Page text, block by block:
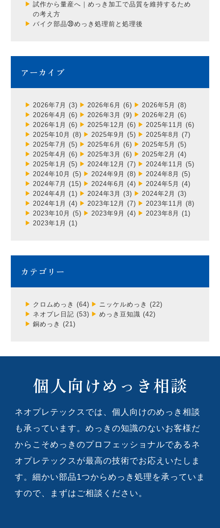
試作から量産へ｜めっき加工で品質を維持するため
の考え方
バイク部品㊴めっき処理前と処理後
アーカイブ
2026年7月 (3) 2026年6月 (6) 2026年5月
(8)
2026年4月
(6) 2026年3月 (9) 2026年2月
(6)
2026年1月
(6) 2025年12月 (6) 2025年11月
(6)
2025年10月
(8) 2025年9月 (5) 2025年8月
(7)
2025年7月
(5) 2025年6月 (6) 2025年5月
(5)
2025年4月
(6) 2025年3月 (6) 2025年2月
(4)
2025年1月
(5) 2024年12月 (7) 2024年11月
(5)
2024年10月
(5) 2024年9月 (8) 2024年8月
(5)
2024年7月
(15) 2024年6月 (4) 2024年5月
(4)
2024年4月
(1) 2024年3月 (3) 2024年2月
(3)
2024年1月
(4) 2023年12月 (7) 2023年11月
(8)
2023年10月
(5) 2023年9月 (4) 2023年8月
(1)
2023年1月
(1)
カテゴリー
クロムめっき (64) ニッケルめっき (22)
ネオプレ日記 (53) めっき豆知識 (42)
銅めっき (21)
個人向けめっき相談
ネオプレテックスでは、個人向けのめっき相談
も承っています。めっきの知識のないお客様だ
からこそめっきのプロフェッショナルであるネ
オプレテックスが最高の技術でお応えいたしま
す。細かい部品1つからめっき処理を承っていま
すので、まずはご相談ください。